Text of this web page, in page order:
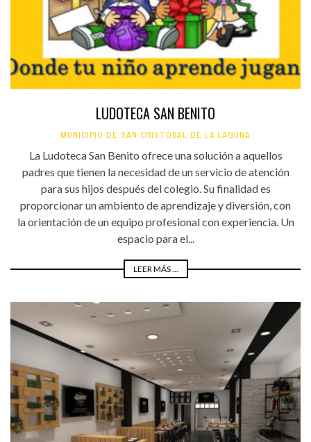
LUDOTECA SAN BENITO
MUNICIPIO DE SAN CRISTÓBAL DE LA LAGUNA
La Ludoteca San Benito ofrece una solución a aquellos
padres que tienen la necesidad de un servicio de atención
para sus hijos después del colegio. Su finalidad es
proporcionar un ambiento de aprendizaje y diversión, con
la orientación de un equipo profesional con experiencia. Un
espacio para el...
LEER MÁS ...